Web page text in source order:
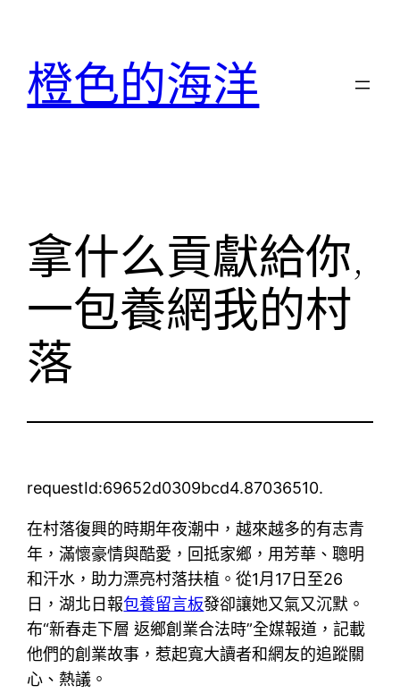
橙色的海洋
拿什么貢獻給你,
一包養網我的村
落
requestId:69652d0309bcd4.87036510.
在村落復興的時期年夜潮中，越來越多的有志青
年，滿懷豪情與酷愛，回抵家鄉，用芳華、聰明
和汗水，助力漂亮村落扶植。從1月17日至26
日，湖北日報包養留言板發卻讓她又氣又沉默。
布“新春走下層 返鄉創業合法時”全媒報道，記載
他們的創業故事，惹起寬大讀者和網友的追蹤關
心、熱議。